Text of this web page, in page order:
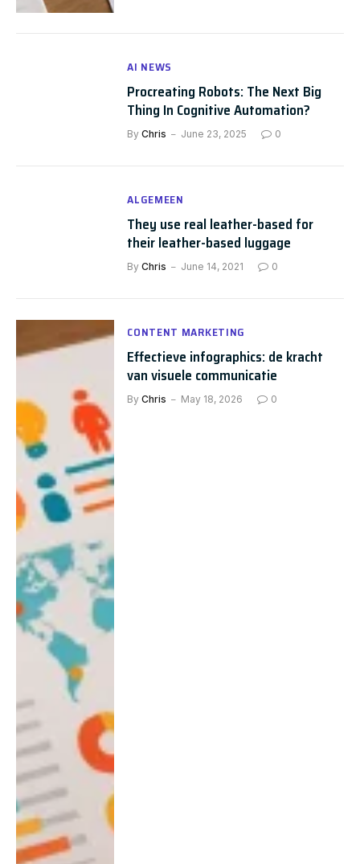
AI NEWS
Procreating Robots: The Next Big
Thing In Cognitive Automation?
By Chris June 23, 2025 0
ALGEMEEN
They use real leather-based for
their leather-based luggage
By Chris June 14, 2021 0
CONTENT MARKETING
Effectieve infographics: de kracht
van visuele communicatie
By Chris May 18, 2026 0